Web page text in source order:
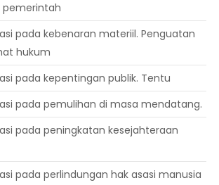
pemerintah
pada kebenaran materiil. Penguatan
hukum
pada kepentingan publik. Tentu
pada pemulihan di masa mendatang.
pada peningkatan kesejahteraan
pada perlindungan hak asasi manusia